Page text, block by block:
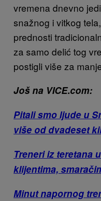
vremena dnevno
snažnog i vitkog
prednosti
za samo delić tog
postigli više za
Još na VICE.com:
Pitali smo ljude u
više od dvadeset
Treneri iz teretana
klijentima,
Minut napornog